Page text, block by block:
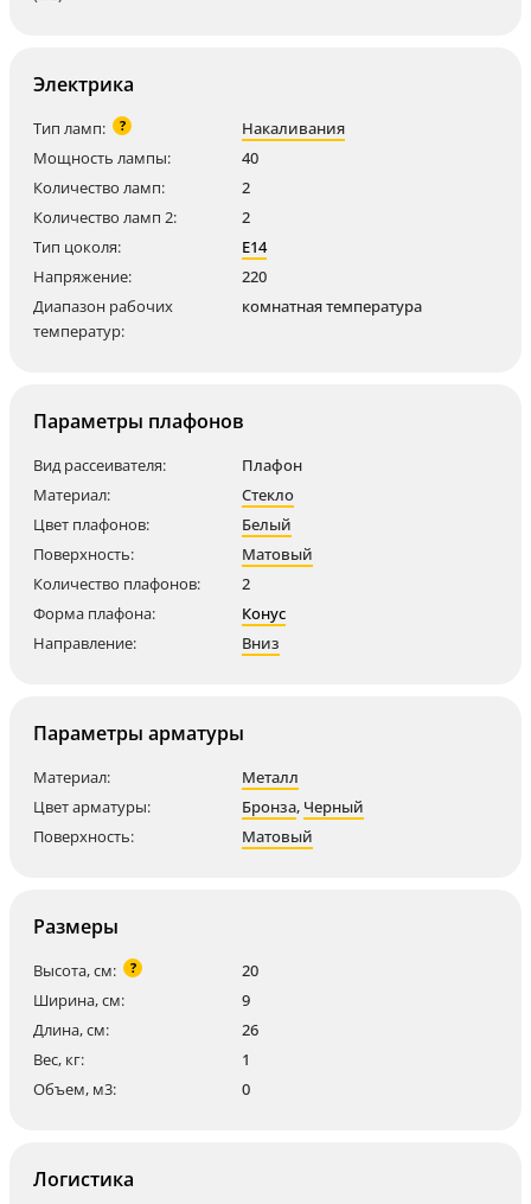
Электрика
Тип ламп: ?
Накаливания
Мощность лампы:
40
Количество ламп:
2
Количество ламп 2:
2
Тип цоколя:
E14
Напряжение:
220
Диапазон рабочих
температур:
комнатная температура
Параметры плафонов
Вид рассеивателя:
Плафон
Материал:
Стекло
Цвет плафонов:
Белый
Поверхность:
Матовый
Количество плафонов:
2
Форма плафона:
Конус
Направление:
Вниз
Параметры арматуры
Материал:
Металл
Цвет арматуры:
Бронза, Черный
Поверхность:
Матовый
Размеры
Высота, см: ?
20
Ширина, см:
9
Длина, см:
26
Вес, кг:
1
Объем, м3:
0
Логистика